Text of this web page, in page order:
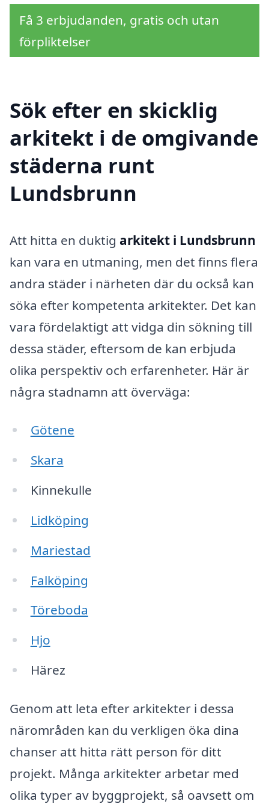
Få 3 erbjudanden, gratis och utan
förpliktelser
Sök efter en skicklig
arkitekt i de omgivande
städerna runt
Lundsbrunn
Att hitta en duktig arkitekt i Lundsbrunn
kan vara en utmaning, men det finns flera
andra städer i närheten där du också kan
söka efter kompetenta arkitekter. Det kan
vara fördelaktigt att vidga din sökning till
dessa städer, eftersom de kan erbjuda
olika perspektiv och erfarenheter. Här är
några stadnamn att överväga:
Götene
Skara
Kinnekulle
Lidköping
Mariestad
Falköping
Töreboda
Hjo
Härez
Genom att leta efter arkitekter i dessa
närområden kan du verkligen öka dina
chanser att hitta rätt person för ditt
projekt. Många arkitekter arbetar med
olika typer av byggprojekt, så oavsett om